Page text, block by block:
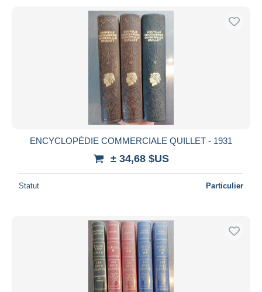
ENCYCLOPÉDIE COMMERCIALE QUILLET - 1931
± 34,68 $US
Statut Particulier